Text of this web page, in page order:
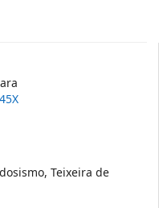
Teixeira de